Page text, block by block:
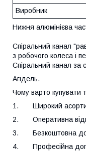
Виробник
Нижня алюмінієва
Спіральний канал
з робочого колеса і
Спіральний канал
Агідель.
Чому варто купувати
1.
Широкий
2.
Оперативна
3.
Безкоштовна
4.
Професійна